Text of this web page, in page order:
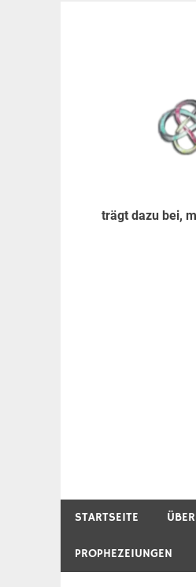
trägt dazu bei,
STARTSEITE
PROPHEZEIUNGEN